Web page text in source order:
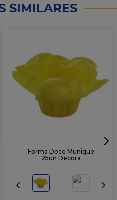
SIMILARES
Forma Doce Munique
25un Decora